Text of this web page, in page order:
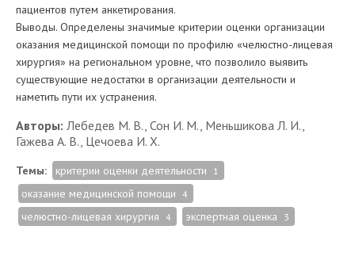
пациентов путем анкетирования.
Выводы. Определены значимые критерии оценки организации
оказания медицинской помощи по профилю «челюстно-лицевая
хирургия» на региональном уровне, что позволило выявить
существующие недостатки в организации деятельности и
наметить пути их устранения.
Авторы: Лебедев М. В., Сон И. М., Меньшикова Л. И.,
Гажева А. В., Цечоева И. Х.
Темы: критерии оценки деятельности 1
оказание медицинской помощи 4
челюстно-лицевая хирургия 4 экспертная оценка 3